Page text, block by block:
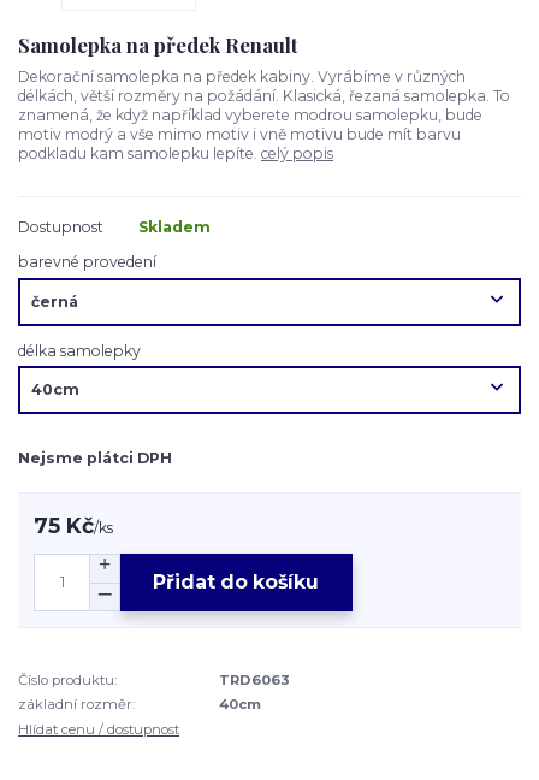
Samolepka na předek Renault
Dekorační samolepka na předek kabiny. Vyrábíme v různých
délkách, větší rozměry na požádání. Klasická, řezaná samolepka. To
znamená, že když například vyberete modrou samolepku, bude
motiv modrý a vše mimo motiv i vně motivu bude mít barvu
podkladu kam samolepku lepíte. celý popis
Dostupnost
Skladem
barevné provedení
délka samolepky
Nejsme plátci DPH
75 Kč/ks
Přidat do košíku
Číslo produktu:
TRD6063
základní rozměr:
40cm
Hlídat cenu / dostupnost